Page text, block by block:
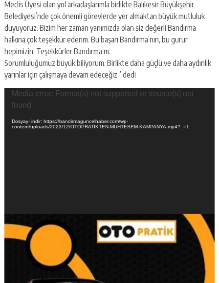
Meclis Üyesi olan yol arkadaşlarımla birlikte Balıkesir Büyükşehir
Belediyesi’nde çok önemli görevlerde yer almaktan büyük mutluluk
duyuyoruz. Bizim her zaman yanımızda olan siz değerli Bandırma
halkına çok teşekkür ederim. Bu başarı Bandırma’nın, bu gurur
hepimizin. Teşekkürler Bandırma’m.
Sorumluluğumuz büyük biliyorum. Birlikte daha güçlü ve daha aydınlık
yarınlar için çalışmaya devam edeceğiz.” dedi
Video
oynatıcı
Media error: Format(s) not supported or source(s) not
found
Dosyayı indir: https://bandirmaguncelhaber.com/wp-
content/uploads/2023/12/OTOPRATIKTEN-MUHTESEM-KAMPANYA.mp4?_=1